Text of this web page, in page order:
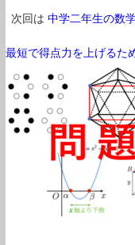
次回は 中学二年生の数
最短で得点力を上げるた